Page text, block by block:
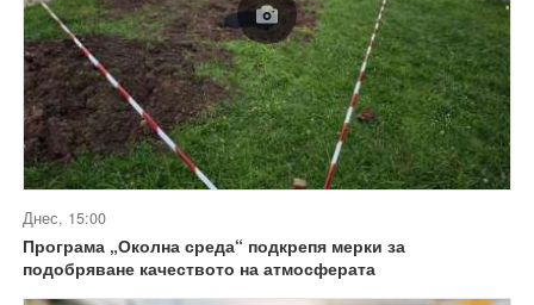
Днес, 15:00
Програма „Околна среда“ подкрепя мерки за
подобряване качеството на атмосферата